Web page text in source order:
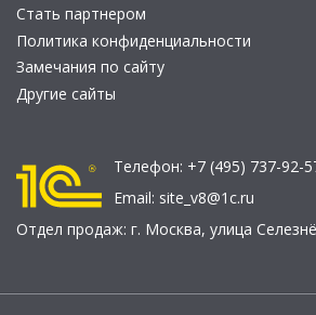
Стать партнером
Политика конфиденциальности
Замечания по сайту
Другие сайты
Телефон: +7 (495) 737-92-
Email: site_v8@1c.ru
Отдел продаж: г. Москва, улица